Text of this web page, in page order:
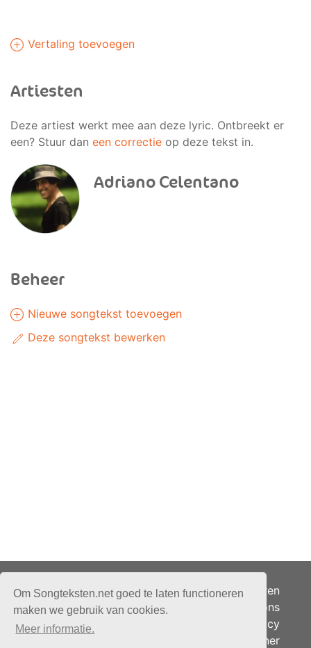
Om Songteksten.net goed te laten functioneren
maken we gebruik van cookies.
Meer informatie.
Vertaling toevoegen
Artiesten
Deze artiest werkt mee aan deze lyric. Ontbreekt er
een? Stuur dan een correctie op deze tekst in.
Adriano Celentano
Beheer
Nieuwe songtekst toevoegen
Deze songtekst bewerken
Adverteren
Over ons
Je privacy
Partner